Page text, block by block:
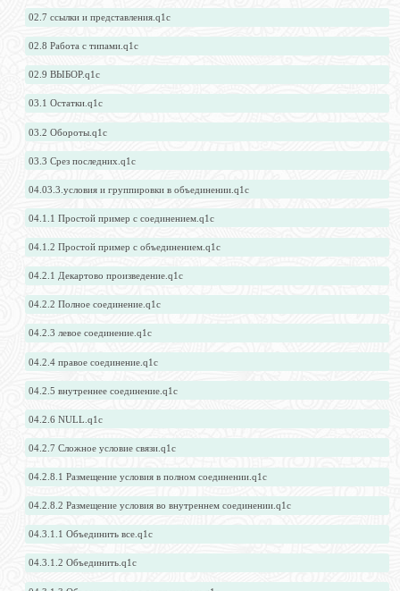
02.7 ссылки и представления.q1c
02.8 Работа с типами.q1c
02.9 ВЫБОР.q1c
03.1 Остатки.q1c
03.2 Обороты.q1c
03.3 Срез последних.q1c
04.03.3.условия и группировки в объединении.q1c
04.1.1 Простой пример с соединением.q1c
04.1.2 Простой пример с объединением.q1c
04.2.1 Декартово произведение.q1c
04.2.2 Полное соединение.q1c
04.2.3 левое соединение.q1c
04.2.4 правое соединение.q1c
04.2.5 внутреннее соединение.q1c
04.2.6 NULL.q1c
04.2.7 Сложное условие связи.q1c
04.2.8.1 Размещение условия в полном соединении.q1c
04.2.8.2 Размещение условия во внутреннем соединении.q1c
04.3.1.1 Объединить все.q1c
04.3.1.2 Объединить.q1c